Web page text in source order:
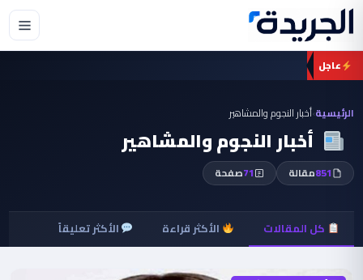
عاجل
الرئيسية›أخبار النجوم والمشاهير
أخبار النجوم والمشاهير
851مقالة 71صفحة
كل المقالات الأكثر قراءة الأكثر تعليقاً